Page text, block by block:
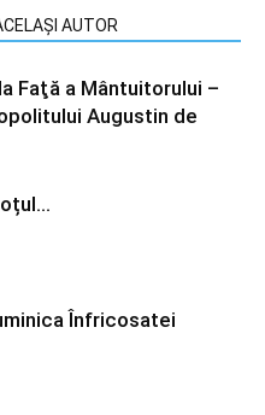
AUTOR
Faţă a Mântuitorului –
Augustin de
Înfricosatei